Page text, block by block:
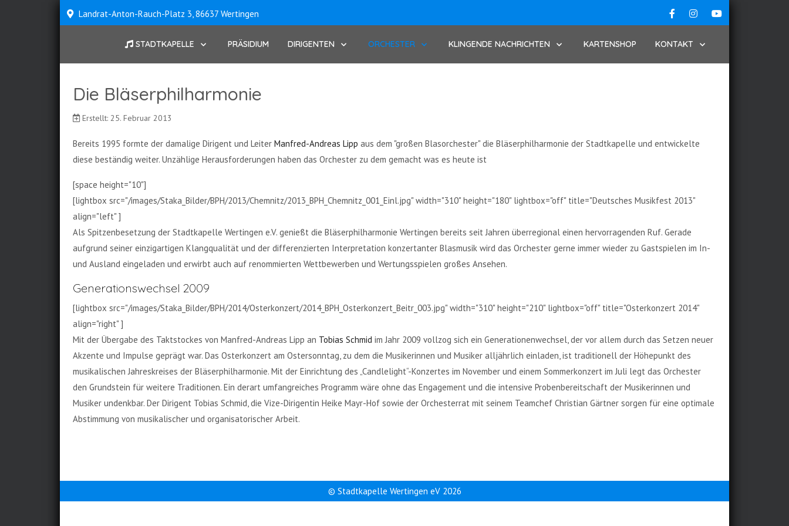
Landrat-Anton-Rauch-Platz 3, 86637 Wertingen
STADTKAPELLE PRÄSIDIUM DIRIGENTEN ORCHESTER KLINGENDE NACHRICHTEN KARTENSHOP KONTAKT
Die Bläserphilharmonie
Erstellt: 25. Februar 2013
Bereits 1995 formte der damalige Dirigent und Leiter Manfred-Andreas Lipp aus dem "großen Blasorchester" die Bläserphilharmonie der Stadtkapelle und entwickelte
diese beständig weiter. Unzählige Herausforderungen haben das Orchester zu dem gemacht was es heute ist
[space height="10"]
[lightbox src="/images/Staka_Bilder/BPH/2013/Chemnitz/2013_BPH_Chemnitz_001_Einl.jpg" width="310" height="180" lightbox="off" title="Deutsches Musikfest 2013"
align="left" ]
Als Spitzenbesetzung der Stadtkapelle Wertingen e.V. genießt die Bläserphilharmonie Wertingen bereits seit Jahren überregional einen hervorragenden Ruf. Gerade
aufgrund seiner einzigartigen Klangqualität und der differenzierten Interpretation konzertanter Blasmusik wird das Orchester gerne immer wieder zu Gastspielen im In-
und Ausland eingeladen und erwirbt auch auf renommierten Wettbewerben und Wertungsspielen großes Ansehen.
Generationswechsel 2009
[lightbox src="/images/Staka_Bilder/BPH/2014/Osterkonzert/2014_BPH_Osterkonzert_Beitr_003.jpg" width="310" height="210" lightbox="off" title="Osterkonzert 2014"
align="right" ]
Mit der Übergabe des Taktstockes von Manfred-Andreas Lipp an Tobias Schmid im Jahr 2009 vollzog sich ein Generationenwechsel, der vor allem durch das Setzen neuer
Akzente und Impulse geprägt war. Das Osterkonzert am Ostersonntag, zu dem die Musikerinnen und Musiker alljährlich einladen, ist traditionell der Höhepunkt des
musikalischen Jahreskreises der Bläserphilharmonie. Mit der Einrichtung des „Candlelight“-Konzertes im November und einem Sommerkonzert im Juli legt das Orchester
den Grundstein für weitere Traditionen. Ein derart umfangreiches Programm wäre ohne das Engagement und die intensive Probenbereitschaft der Musikerinnen und
Musiker undenkbar. Der Dirigent Tobias Schmid, die Vize-Dirigentin Heike Mayr-Hof sowie der Orchesterrat mit seinem Teamchef Christian Gärtner sorgen für eine optimale
Abstimmung von musikalischer und organisatorischer Arbeit.
© Stadtkapelle Wertingen eV 2026